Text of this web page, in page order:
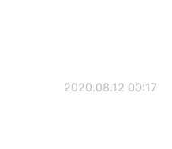
2020.08.12 00:17